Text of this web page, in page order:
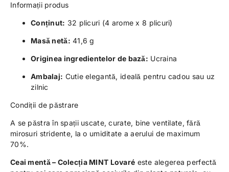
Informații produs
Conținut: 32 plicuri (4 arome x 8 plicuri)
Masă netă: 41,6 g
Originea ingredientelor de bază: Ucraina
Ambalaj: Cutie elegantă, ideală pentru cadou sau uz
zilnic
Condiții de păstrare
A se păstra în spații uscate, curate, bine ventilate, fără
mirosuri stridente, la o umiditate a aerului de maximum
70%.
Ceai mentă – Colecția MINT Lovaré este alegerea perfectă